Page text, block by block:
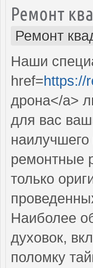
Ремонт
Ремонт
Наши
href=https://
дрона</a>
для вас
ремонтные
только
Наиболее
духовок,
поломку